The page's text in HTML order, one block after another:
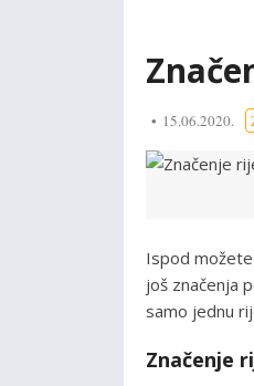
15.06.2020.
Ispod
još značenja
samo jednu
Značenje